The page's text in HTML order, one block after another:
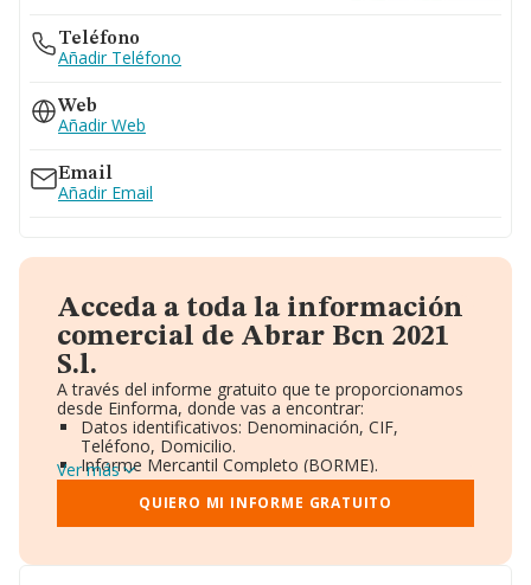
Teléfono
Añadir Teléfono
Web
Añadir Web
Email
Añadir Email
Acceda a toda la información
comercial de Abrar Bcn 2021
S.l.
A través del informe gratuito que te proporcionamos
desde Einforma, donde vas a encontrar:
Datos identificativos: Denominación, CIF,
Teléfono, Domicilio.
Informe Mercantil Completo (BORME).
Gráficos de Evolución Ventas y Empleados.
Consejo de Administración y Administradores.
Directivos y Ejecutivos.
Ver más
QUIERO MI INFORME GRATUITO